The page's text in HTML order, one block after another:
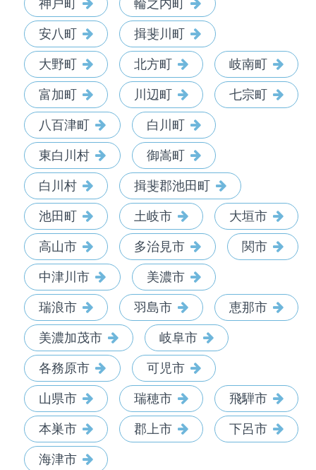
神戸町 輪之内町
安八町 揖斐川町
大野町 北方町 岐南町
富加町 川辺町 七宗町
八百津町 白川町
東白川村 御嵩町
白川村 揖斐郡池田町
池田町 土岐市 大垣市
高山市 多治見市 関市
中津川市 美濃市
瑞浪市 羽島市 恵那市
美濃加茂市 岐阜市
各務原市 可児市
山県市 瑞穂市 飛騨市
本巣市 郡上市 下呂市
海津市